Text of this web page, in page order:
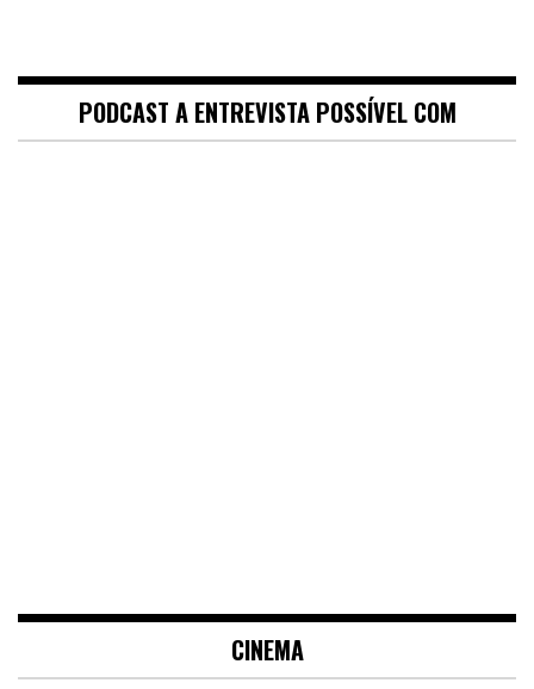
PODCAST A ENTREVISTA POSSÍVEL COM
CINEMA